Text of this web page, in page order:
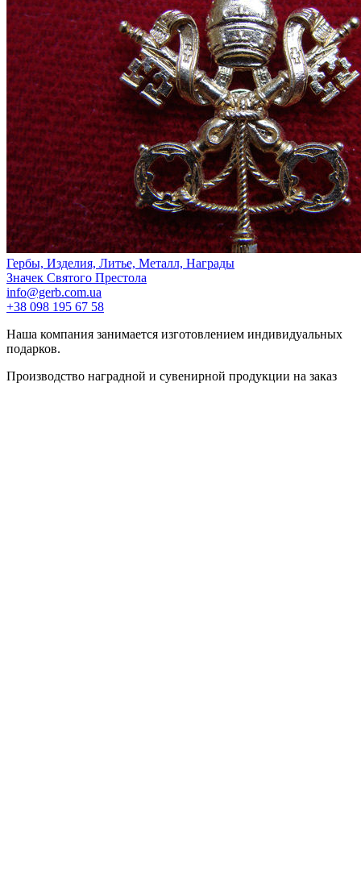
Гербы, Изделия, Литье, Металл, Награды
Значек Святого Престола
info@gerb.com.ua
+38 098 195 67 58
Наша компания занимается изготовлением индивидуальных
подарков.
Производство наградной и сувенирной продукции на заказ